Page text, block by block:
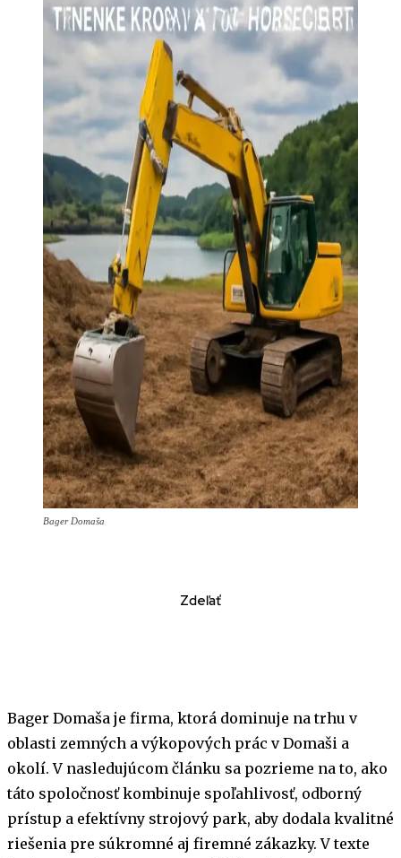
Bager Domaša
Zdeľať
Bager Domaša je firma, ktorá dominuje na trhu v
oblasti zemných a výkopových prác v Domaši a
okolí. V nasledujúcom článku sa pozrieme na to, ako
táto spoločnosť kombinuje spoľahlivosť, odborný
prístup a efektívny strojový park, aby dodala kvalitné
riešenia pre súkromné aj firemné zákazky. V texte